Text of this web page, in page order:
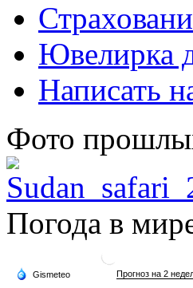
Ювелирка
Написать
Фото
Погода в